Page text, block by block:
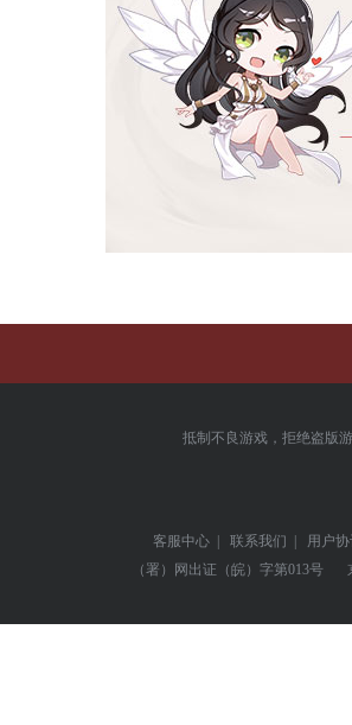
抵制不良游戏，拒绝盗版
客服中心 | 联系我们 | 用户协
（署）网出证（皖）字第013号